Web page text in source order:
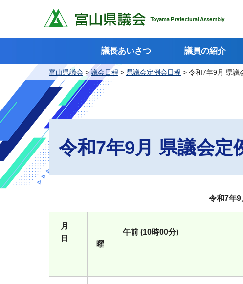
富山県議会
議長あいさつ 議員の紹介
富山県議会 >議会日程 > 県議会定例会日程 > 令和7年9月 県議
令和7年9月 県議会定
令和7年9
月
日
曜
午前 (10時00分)